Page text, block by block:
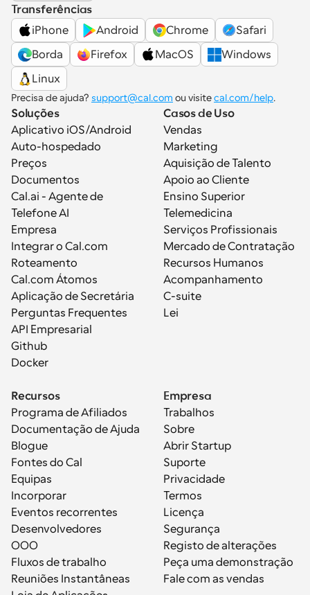
Transferências
iPhone
Android Chrome
Safari
Borda
Firefox MacOS
Windows
Linux
Precisa de ajuda? support@cal.com ou visite cal.com/help.
Soluções
Aplicativo iOS/Android
Auto-hospedado
Preços
Documentos
Cal.ai - Agente de
Telefone AI
Empresa
Integrar o Cal.com
Roteamento
Cal.com Átomos
Aplicação de Secretária
Perguntas Frequentes
API Empresarial
Github
Docker
Casos de Uso
Vendas
Marketing
Aquisição de Talento
Apoio ao Cliente
Ensino Superior
Telemedicina
Serviços Profissionais
Mercado de Contratação
Recursos Humanos
Acompanhamento
C-suite
Lei
Recursos
Programa de Afiliados
Documentação de Ajuda
Blogue
Fontes do Cal
Equipas
Incorporar
Eventos recorrentes
Desenvolvedores
OOO
Fluxos de trabalho
Reuniões Instantâneas
Empresa
Trabalhos
Sobre
Abrir Startup
Suporte
Privacidade
Termos
Licença
Segurança
Registo de alterações
Peça uma demonstração
Fale com as vendas